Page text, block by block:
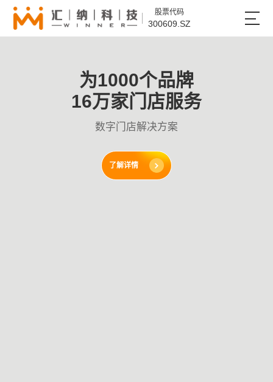
股票代码
300609.SZ
为1000个品牌
16万家门店服务
数字门店解决方案
了解详情